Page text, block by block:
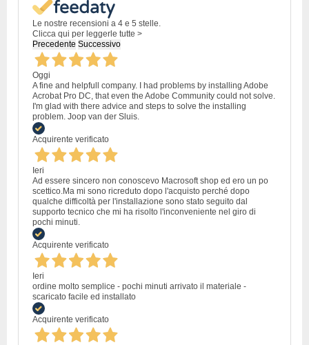
Le nostre recensioni a 4 e 5 stelle.
Clicca qui per leggerle tutte >
Precedente Successivo
Oggi
A fine and helpfull company. I had problems by installing Adobe
Acrobat Pro DC, that even the Adobe Community could not solve.
I'm glad with there advice and steps to solve the installing
problem. Joop van der Sluis.
Acquirente verificato
Ieri
Ad essere sincero non conoscevo Macrosoft shop ed ero un po
scettico.Ma mi sono ricreduto dopo l'acquisto perché dopo
qualche difficoltà per l'installazione sono stato seguito dal
supporto tecnico che mi ha risolto l'inconveniente nel giro di
pochi minuti.
Acquirente verificato
Ieri
ordine molto semplice - pochi minuti arrivato il materiale -
scaricato facile ed installato
Acquirente verificato